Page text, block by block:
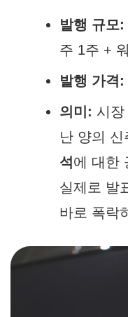
발행 규모:
주 1주 +
발행 가격:
의미: 시
난 양의 신
석에 대한
실제로 발
바로 폭락